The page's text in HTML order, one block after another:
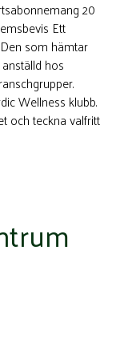
20
Ett
som hämtar
hos
Wellness klubb.
och teckna valfritt